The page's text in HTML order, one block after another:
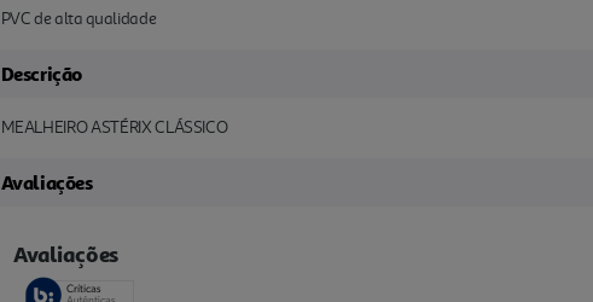
PVC de alta qualidade
Descrição
MEALHEIRO ASTÉRIX CLÁSSICO
Avaliações